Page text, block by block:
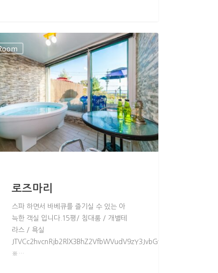
로즈마리
스파 하면서 바베큐를 즐기실 수 있는 아
늑한 객실 입니다.15평/ 침대룸 / 개별테
라스 / 욕실
※…